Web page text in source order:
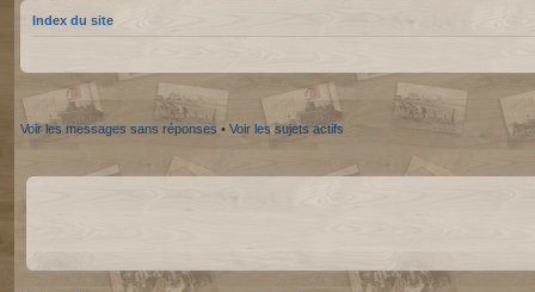
Index du site
Voir les messages sans réponses • Voir les sujets actifs